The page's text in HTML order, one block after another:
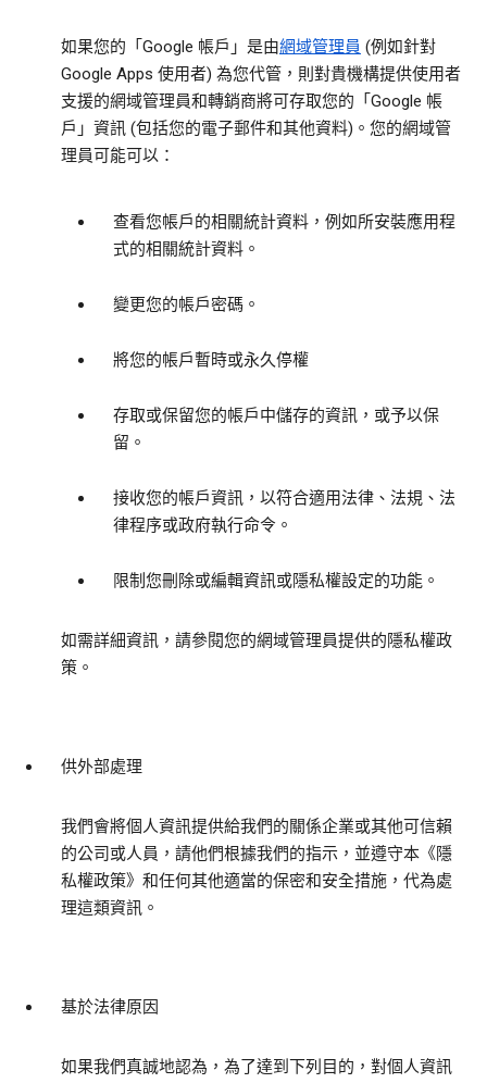
如果您的「Google 帳戶」是由網域管理員 (例如針對
Google Apps 使用者) 為您代管，則對貴機構提供使用者
支援的網域管理員和轉銷商將可存取您的「Google 帳
戶」資訊 (包括您的電子郵件和其他資料)。您的網域管
理員可能可以：
查看您帳戶的相關統計資料，例如所安裝應用程
式的相關統計資料。
變更您的帳戶密碼。
將您的帳戶暫時或永久停權
存取或保留您的帳戶中儲存的資訊，或予以保
留。
接收您的帳戶資訊，以符合適用法律、法規、法
律程序或政府執行命令。
限制您刪除或編輯資訊或隱私權設定的功能。
如需詳細資訊，請參閱您的網域管理員提供的隱私權政
策。
供外部處理
我們會將個人資訊提供給我們的關係企業或其他可信賴
的公司或人員，請他們根據我們的指示，並遵守本《隱
私權政策》和任何其他適當的保密和安全措施，代為處
理這類資訊。
基於法律原因
如果我們真誠地認為，為了達到下列目的，對個人資訊